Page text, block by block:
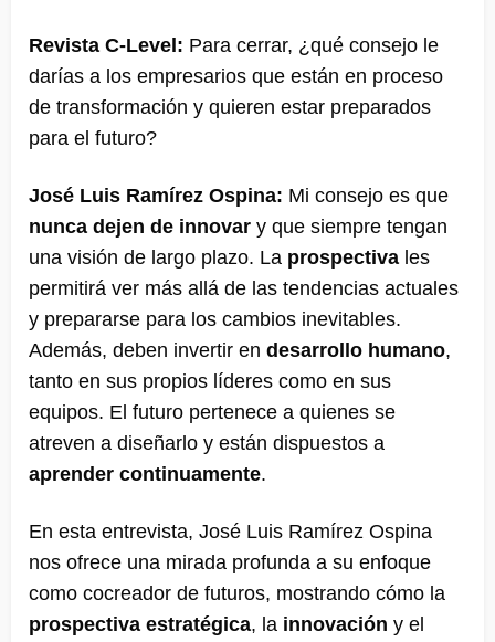
Revista C-Level: Para cerrar, ¿qué consejo le
darías a los empresarios que están en proceso
de transformación y quieren estar preparados
para el futuro?
José Luis Ramírez Ospina: Mi consejo es que
nunca dejen de innovar y que siempre tengan
una visión de largo plazo. La prospectiva les
permitirá ver más allá de las tendencias actuales
y prepararse para los cambios inevitables​.
Además, deben invertir en desarrollo humano,
tanto en sus propios líderes como en sus
equipos. El futuro pertenece a quienes se
atreven a diseñarlo y están dispuestos a
aprender continuamente.
En esta entrevista, José Luis Ramírez Ospina
nos ofrece una mirada profunda a su enfoque
como cocreador de futuros, mostrando cómo la
prospectiva estratégica, la innovación y el